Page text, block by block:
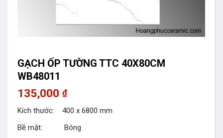
GẠCH ỐP TƯỜNG TTC 40X80CM
WB48011
135,000 ₫
Kích thước: 400 x 6800 mm
Bề mặt: Bóng